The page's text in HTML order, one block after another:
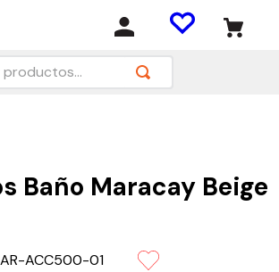
Baño Maracay Beige
ACC500-01